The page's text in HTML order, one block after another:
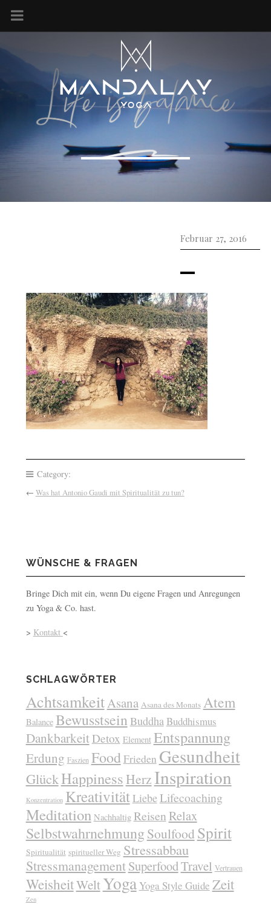
Februar 27, 2016
Category:
← Was hat Antonio Gaudi mit Spiritualität zu tun?
WÜNSCHE & FRAGEN
Bringe Dich mit ein, wenn Du eigene Fragen und Anregungen
zu Yoga & Co. hast.
> Kontakt <
SCHLAGWÖRTER
AchtsamkeitAsana Asana des Monats Atem
Balance Bewusstsein Buddha Buddhismus
DankbarkeitDetox Element Entspannung
Erdung Faszien Food Frieden Gesundheit
GlückHappiness Herz Inspiration
Konzentration KreativitätLiebeLifecoaching
Meditation Nachhaltig ReisenRelax
SelbstwahrnehmungSoulfood Spirit
Spiritualität spiritueller Weg Stressabbau
StressmanagementSuperfoodTravel Vertrauen
WeisheitWeltYoga Yoga Style Guide Zeit
Zen